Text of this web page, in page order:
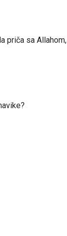
priča sa Allahom,